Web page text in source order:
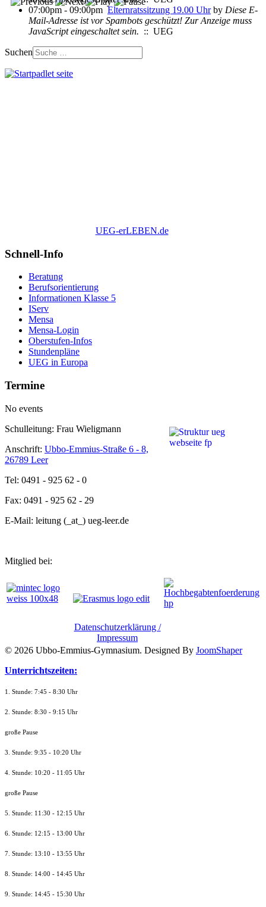
07:00pm - 09:00pmElternratssitzung 19.00 Uhrby Diese E-
Mail-Adresse ist vor Spambots geschützt! Zur Anzeige muss
JavaScript eingeschaltet sein. :: UEG
Suchen
UEG-erLEBEN.de
Schnell-Info
Beratung
Berufsorientierung
Informationen Klasse 5
IServ
Mensa
Mensa-Login
Oberstufen-Infos
Stundenpläne
UEG in Europa
Termine
No events
Schulleitung: Frau Wieligmann
Anschrift: Ubbo-Emmius-Straße 6 - 8,
26789 Leer
Tel: 0491 - 925 62 - 0
Fax: 0491 - 925 62 - 29
E-Mail: leitung (_at_) ueg-leer.de
Mitglied bei:
Datenschutzerklärung /
Impressum
© 2026 Ubbo-Emmius-Gymnasium. Designed By JoomShaper
Unterrichtszeiten:
1. Stunde: 7:45 - 8:30 Uhr
2. Stunde: 8:30 - 9:15 Uhr
große Pause
3. Stunde: 9:35 - 10:20 Uhr
4. Stunde: 10:20 - 11:05 Uhr
große Pause
5. Stunde: 11:30 - 12:15 Uhr
6. Stunde: 12:15 - 13:00 Uhr
7. Stunde: 13:10 - 13:55 Uhr
8. Stunde: 14:00 - 14:45 Uhr
9. Stunde: 14:45 - 15:30 Uhr